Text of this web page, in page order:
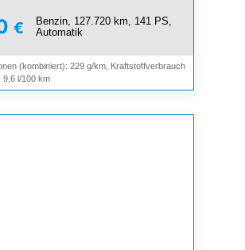
€
Benzin, 127.720 km, 141 PS,
Automatik
(kombiniert): 229 g/km, Kraftstoffverbrauch
9,6 l/100 km